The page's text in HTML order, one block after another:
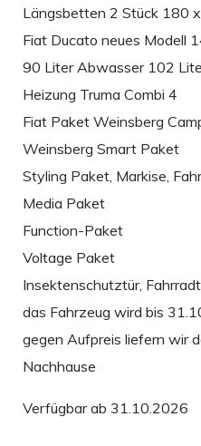
Längsbetten 2 Stück 180
Fiat Ducato neues Modell
90 Liter Abwasser 102
Heizung Truma Combi 4
Fiat Paket Weinsberg
Weinsberg Smart Paket
Styling Paket, Markise,
Media Paket
Function-Paket
Voltage Paket
Insektenschutztür,
das Fahrzeug wird bis
gegen Aufpreis liefern wir
Nachhause
Verfügbar ab 31.10.2026